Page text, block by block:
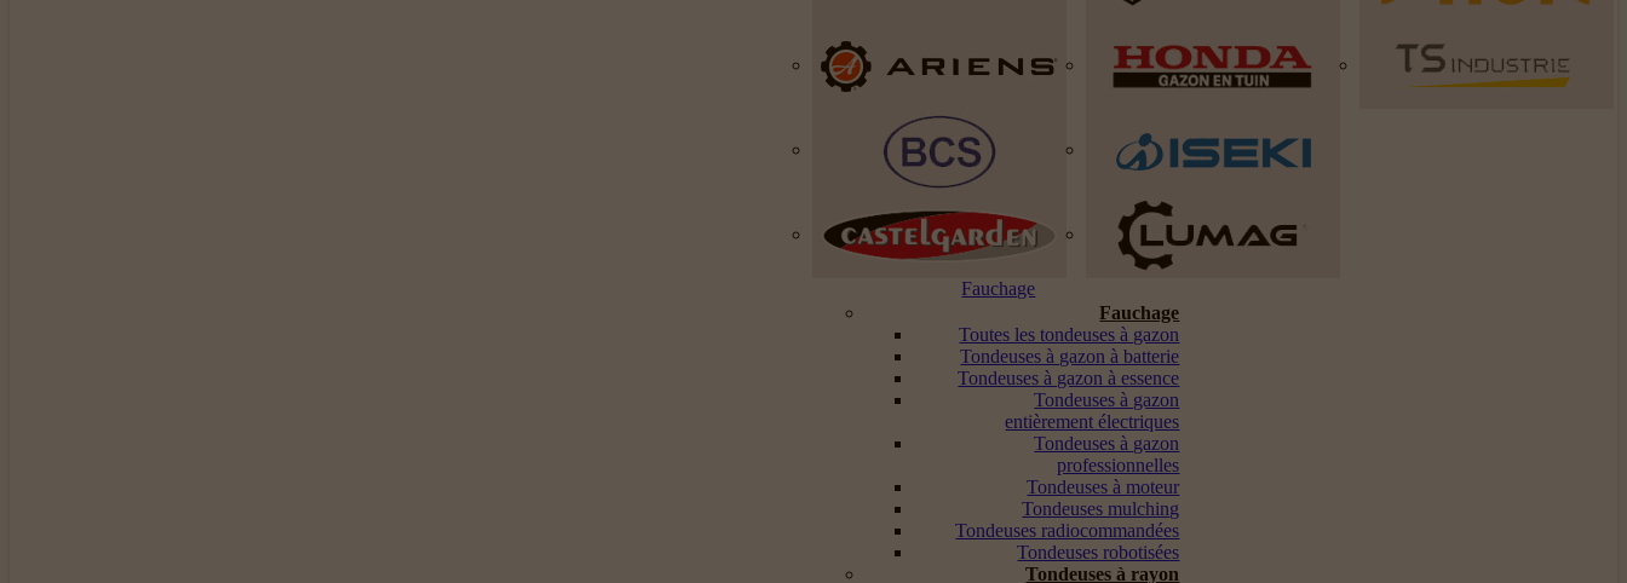
Fauchage
Fauchage
Toutes les tondeuses à gazon
Tondeuses à gazon à batterie
Tondeuses à gazon à essence
Tondeuses à gazon
entièrement électriques
Tondeuses à gazon
professionnelles
Tondeuses à moteur
Tondeuses mulching
Tondeuses radiocommandées
Tondeuses robotisées
Tondeuses à rayon